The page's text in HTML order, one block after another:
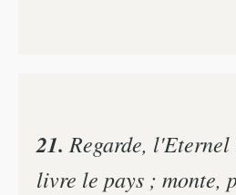
21. Regarde,
livre le pays ; monte,